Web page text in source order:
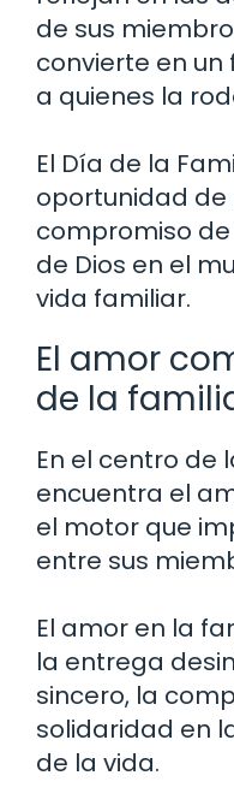
de sus
convierte en un
a quienes la
El Día de la
oportunidad de
compromiso
de Dios en el
vida familiar.
El amor
de la
En el centro de
encuentra el
el motor que
entre sus
El amor en la
la entrega
sincero, la
solidaridad en
de la vida.